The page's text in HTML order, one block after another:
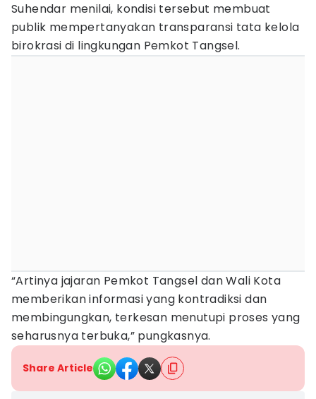
Suhendar menilai, kondisi tersebut membuat
publik mempertanyakan transparansi tata kelola
birokrasi di lingkungan Pemkot Tangsel.
“Artinya jajaran Pemkot Tangsel dan Wali Kota
memberikan informasi yang kontradiksi dan
membingungkan, terkesan menutupi proses yang
seharusnya terbuka,” pungkasnya.
Share Article